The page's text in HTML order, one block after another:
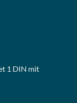
1 DIN mit